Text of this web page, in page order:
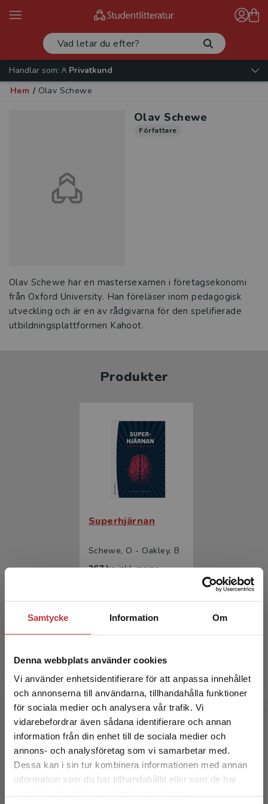
Samtycke Information Om
Denna webbplats använder cookies
Vi använder enhetsidentifierare för att anpassa innehållet
och annonserna till användarna, tillhandahålla funktioner
för sociala medier och analysera vår trafik. Vi
vidarebefordrar även sådana identifierare och annan
information från din enhet till de sociala medier och
annons- och analysföretag som vi samarbetar med.
Dessa kan i sin tur kombinera informationen med annan
information som du har tillhandahållit eller som de har
Begränsad fraktregion
Det verkar som att du besöker
studentlitteratur.se via en enhet utanför Sverige.
Handlar som:
Privatkund
Hem / Olav Schewe
Olav Schewe
Författare
Olav Schewe har en mastersexamen i företagsekonomi
från Oxford University. Han föreläser inom pedagogisk
utveckling och är en av rådgivarna för den spelifierade
utbildningsplattformen Kahoot.
Produkter
Superhjärnan
Schewe, O - Oakley, B
267 krinkl. moms
Superhjärnan
165 krinkl. moms
Exkl. moms: 156 kr